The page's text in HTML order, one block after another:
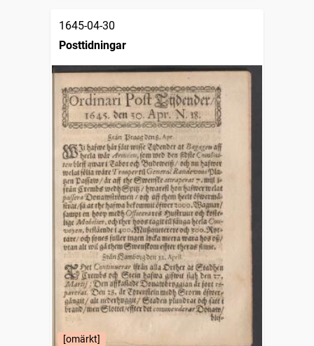
1645-04-30
Posttidningar
[omärkt]